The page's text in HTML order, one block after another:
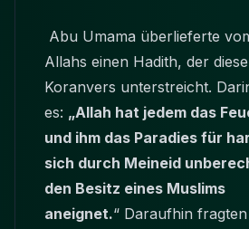
Abu Umama überlieferte
Allahs einen Hadith, der
Koranvers unterstreicht.
es: „Allah hat jedem das
und ihm das Paradies für
sich durch Meineid
den Besitz eines Muslims
aneignet.“ Daraufhin fragten